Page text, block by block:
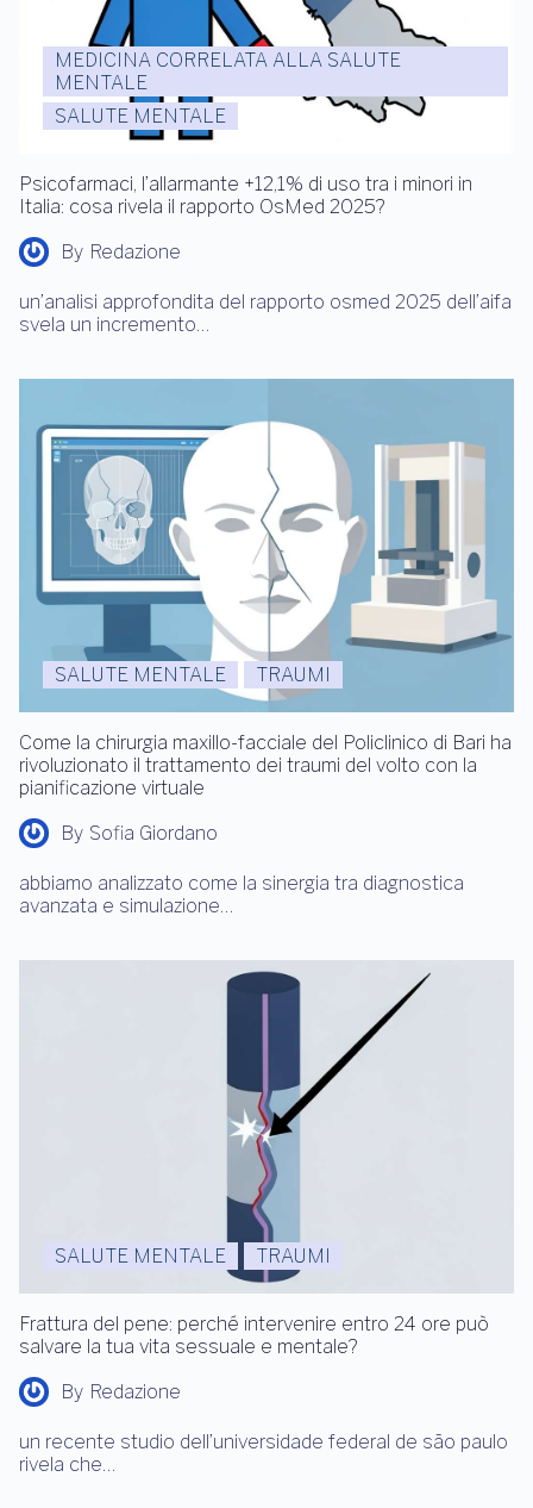
MEDICINA CORRELATA ALLA SALUTE
MENTALE
SALUTE MENTALE
Psicofarmaci, l’allarmante +12,1% di uso tra i minori in
Italia: cosa rivela il rapporto OsMed 2025?
By Redazione
un’analisi approfondita del rapporto osmed 2025 dell’aifa
svela un incremento…
SALUTE MENTALE TRAUMI
Come la chirurgia maxillo-facciale del Policlinico di Bari ha
rivoluzionato il trattamento dei traumi del volto con la
pianificazione virtuale
By Sofia Giordano
abbiamo analizzato come la sinergia tra diagnostica
avanzata e simulazione…
SALUTE MENTALE TRAUMI
Frattura del pene: perché intervenire entro 24 ore può
salvare la tua vita sessuale e mentale?
By Redazione
un recente studio dell’universidade federal de são paulo
rivela che…